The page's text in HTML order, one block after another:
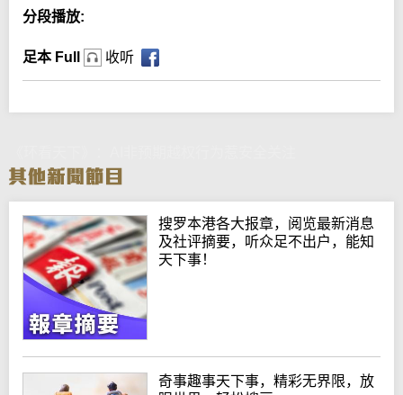
分段播放:
足本 Full 收听
搜罗本港各大报章，阅览最新消息
及社评摘要，听众足不出户，能知
天下事！
奇事趣事天下事，精彩无界限，放